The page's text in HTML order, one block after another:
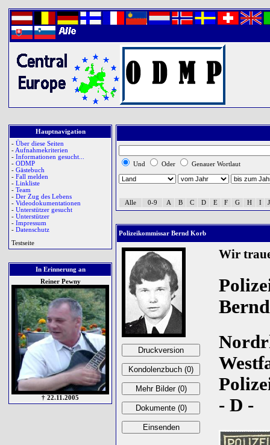
Hauptnavigation
- Über diese Seiten
- Aufnahmekriterien
- Informationen gesucht...
- ODMP
- Gästebuch
- Fall melden
- Linkliste
- Team
- Der Zug des Lebens
- Videodokumentationen
- Unterstützer gesucht
- Unterstützer
- Impressum
- Datenschutz
Testseite
In Erinnerung an
Reiner Pewny
† 22.11.2005
Und Oder Genauer Wortlaut
Alle 0-9 A B C D E F G H I J
Polizeikommissar Bernd Korb
Wir
- D -